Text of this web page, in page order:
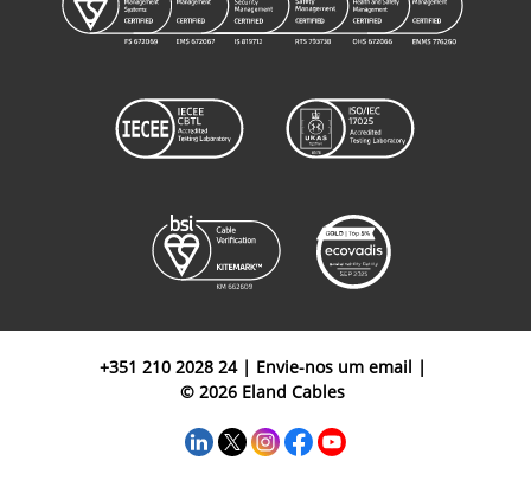
+351 210 2028 24| Envie-nos um email |
© 2026 Eland Cables